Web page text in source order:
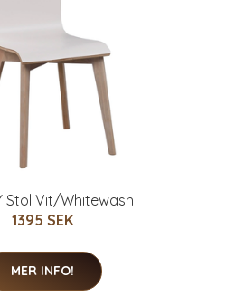
Stol Vit/Whitewash
1395 SEK
MER INFO!